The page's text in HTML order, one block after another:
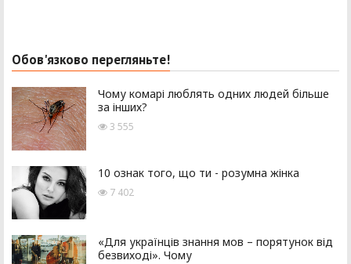
Обов'язково перегляньте!
Чому комарі люблять одних людей більше
за інших?
3 555
10 ознак того, що ти - розумна жінка
7 402
«Для українців знання мов – порятунок від
безвиході». Чому